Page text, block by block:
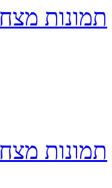
תמונות
תמונות